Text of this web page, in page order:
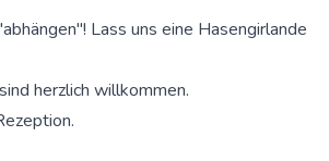
Lass uns eine Hasengirlande
herzlich willkommen.